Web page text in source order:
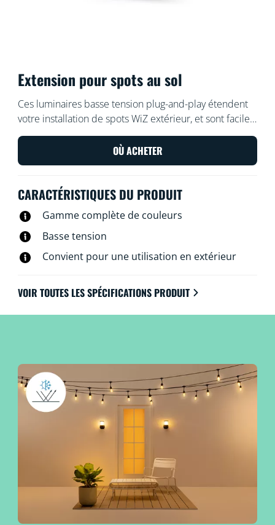
Extension pour spots au sol
Ces luminaires basse tension plug-and-play étendent
votre installation de spots WiZ extérieur, et sont faciles
et sûrs à installer. Disposez-les ou réorganisez-les à
votre goût, sans câblage supplémentaire. Utilisez votre
réseau Wi-Fi existant pour contrôler les lumières avec
OÙ ACHETER
CARACTÉRISTIQUES DU PRODUIT
Gamme complète de couleurs
Basse tension
Convient pour une utilisation en extérieur
VOIR TOUTES LES SPÉCIFICATIONS PRODUIT